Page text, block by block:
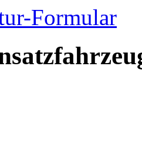
Formular